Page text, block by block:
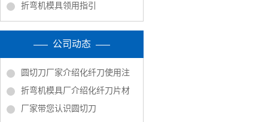
折弯机模具领用指引
公司动态
圆切刀厂家介绍化纤刀使用注
折弯机模具厂介绍化纤刀片材
厂家带您认识圆切刀